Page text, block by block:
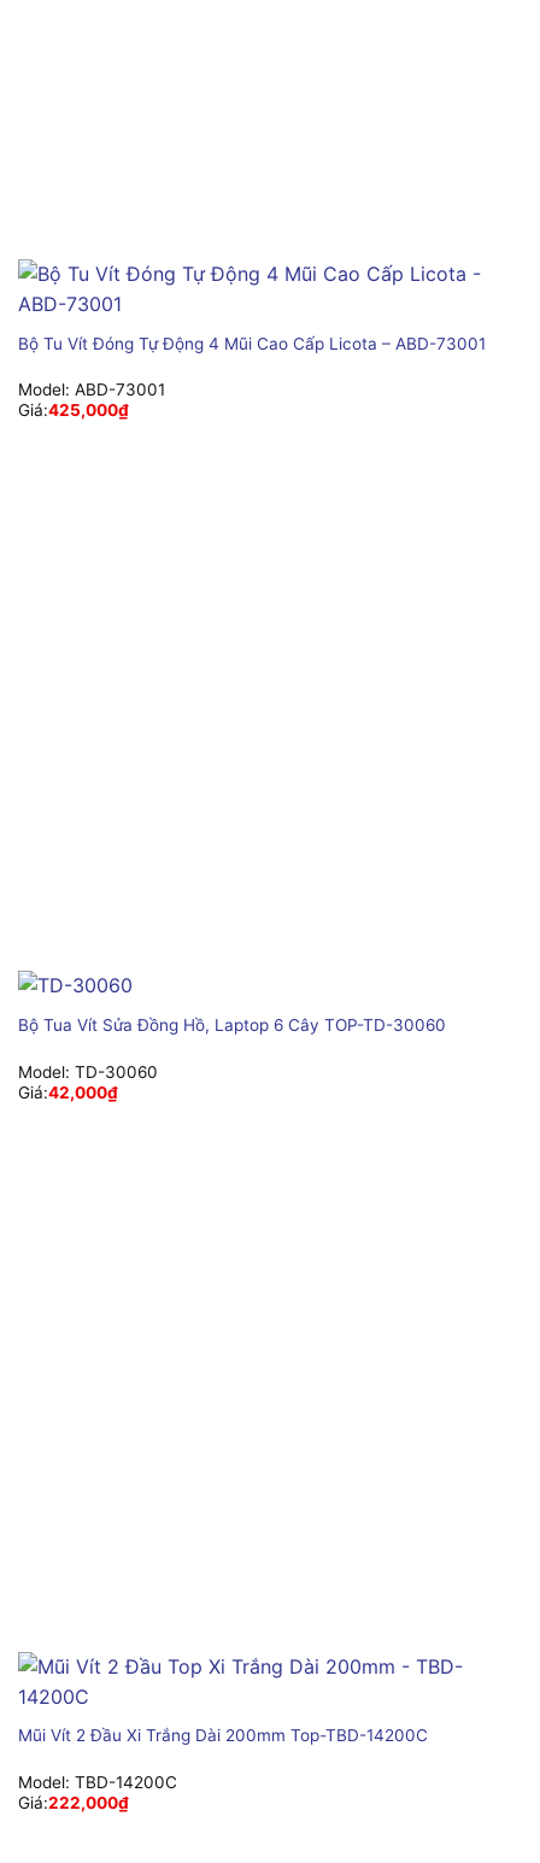
Bộ Tu Vít Đóng Tự Động 4 Mũi Cao Cấp Licota – ABD-73001
Model: ABD-73001
Giá:425,000₫
Bộ Tua Vít Sửa Đồng Hồ, Laptop 6 Cây TOP-TD-30060
Model: TD-30060
Giá:42,000₫
Mũi Vít 2 Đầu Xi Trắng Dài 200mm Top-TBD-14200C
Model: TBD-14200C
Giá:222,000₫